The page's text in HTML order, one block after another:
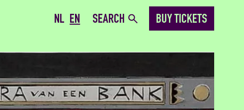
NL EN SEARCH BUY TICKETS